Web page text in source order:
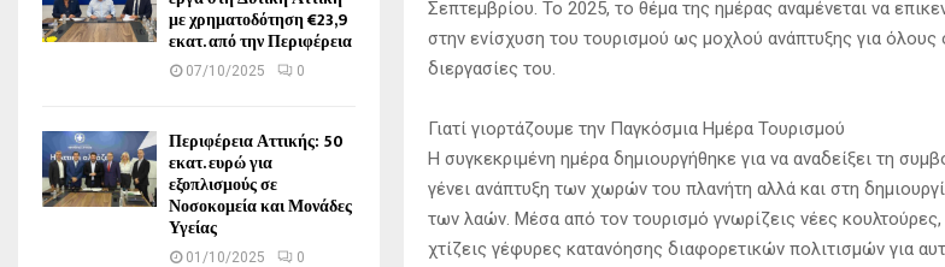
Σεπτεμβρίου. Το 2025, το θέμα της ημέρας αναμένεται να
στην ενίσχυση του τουρισμού ως μοχλού ανάπτυξης για όλους
διεργασίες του.
Γιατί γιορτάζουμε την Παγκόσμια Ημέρα Τουρισμού
Η συγκεκριμένη ημέρα δημιουργήθηκε για να αναδείξει τη
γένει ανάπτυξη των χωρών του πλανήτη αλλά και στη
των λαών. Μέσα από τον τουρισμό γνωρίζεις νέες κουλτούρες,
χτίζεις γέφυρες κατανόησης διαφορετικών πολιτισμών για
με χρηματοδότηση €23,9
εκατ. από την Περιφέρεια
07/10/2025 0
Περιφέρεια Αττικής: 50
εκατ. ευρώ για
εξοπλισμούς σε
Νοσοκομεία και Μονάδες
Υγείας
01/10/2025 0